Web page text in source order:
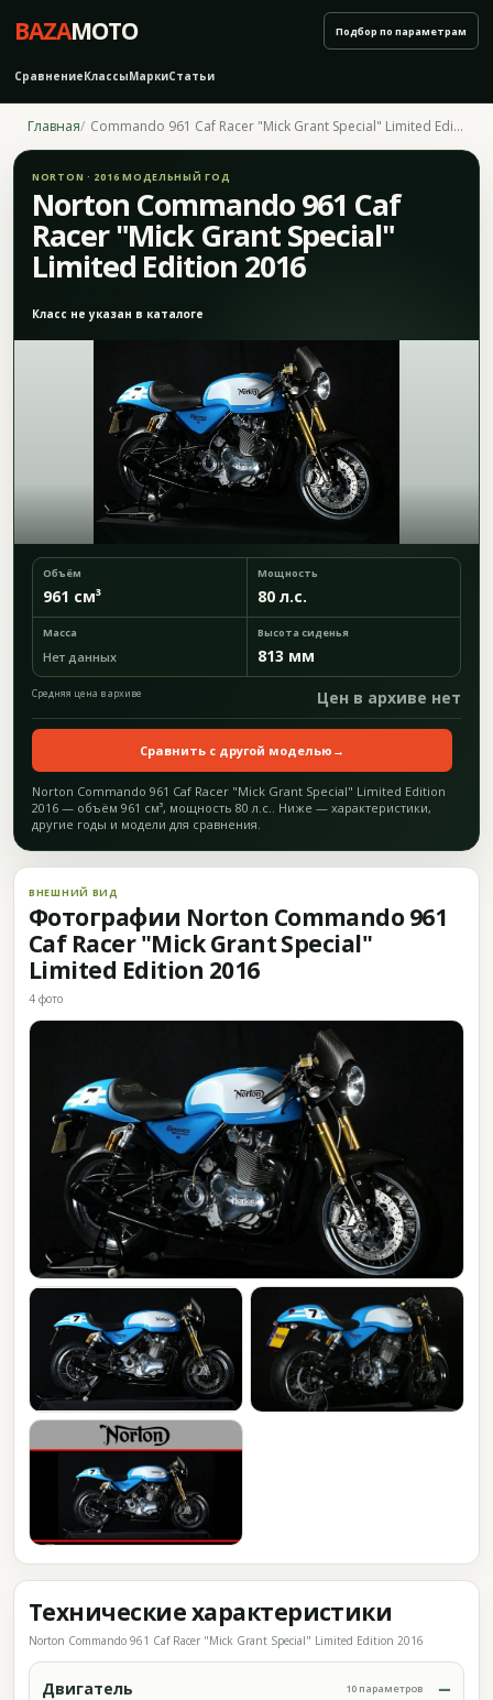
BAZAMOTO
СравнениеКлассыМаркиСтатьи
Подбор по параметрам
Главная Commando 961 Caf Racer "Mick Grant Special" Limited Edition 2016
NORTON · 2016 МОДЕЛЬНЫЙ ГОД
Norton Commando 961 Caf
Racer "Mick Grant Special"
Limited Edition 2016
Класс не указан в каталоге
Объём
961 см³
Мощность
80 л.с.
Масса
Нет данных
Высота сиденья
813 мм
Средняя цена в архиве Цен в архиве нет
Сравнить с другой моделью →
Norton Commando 961 Caf Racer "Mick Grant Special" Limited Edition
2016 — объём 961 см³, мощность 80 л.с.. Ниже — характеристики,
другие годы и модели для сравнения.
ВНЕШНИЙ ВИД
Фотографии Norton Commando 961
Caf Racer "Mick Grant Special"
Limited Edition 2016
4 фото
Технические характеристики
Norton Commando 961 Caf Racer "Mick Grant Special" Limited Edition 2016
Двигатель 10 параметров